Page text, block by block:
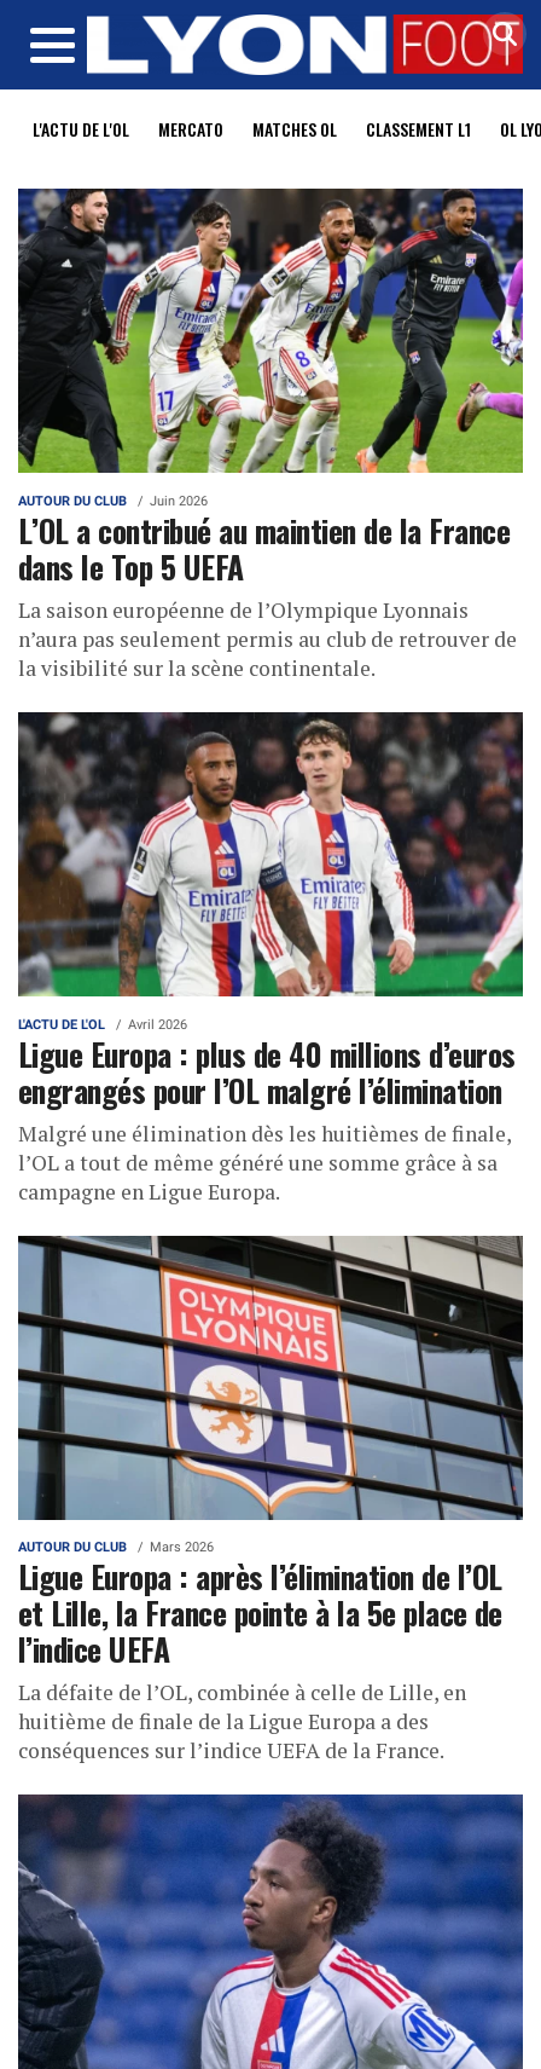
MENU
L'ACTU DE L'OL MERCATO MATCHES OL CLASSEMENT L1 OL
AUTOUR DU CLUB Juin 2026
L’OL a contribué au maintien de la France
dans le Top 5 UEFA
La saison européenne de l’Olympique Lyonnais
n’aura pas seulement permis au club de retrouver de
la visibilité sur la scène continentale.
L'ACTU DE L'OL Avril 2026
Ligue Europa : plus de 40 millions d’euros
engrangés pour l’OL malgré l’élimination
Malgré une élimination dès les huitièmes de finale,
l’OL a tout de même généré une somme grâce à sa
campagne en Ligue Europa.
AUTOUR DU CLUB Mars 2026
Ligue Europa : après l’élimination de l’OL
et Lille, la France pointe à la 5e place de
l’indice UEFA
La défaite de l’OL, combinée à celle de Lille, en
huitième de finale de la Ligue Europa a des
conséquences sur l’indice UEFA de la France.